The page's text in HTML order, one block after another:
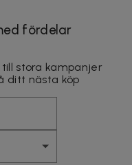
fördelar
stora kampanjer
ditt nästa köp